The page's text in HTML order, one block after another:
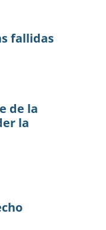
fallidas
de la
la